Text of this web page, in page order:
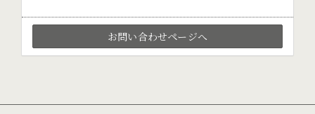
お問い合わせページへ